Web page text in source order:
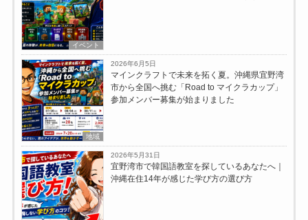
イベント
地域
2026年6月5日
マインクラフトで未来を拓く夏。沖縄県宜野湾
市から全国へ挑む「Road to マイクラカップ」
参加メンバー募集が始まりました
2026年5月31日
宜野湾市で韓国語教室を探しているあなたへ｜
沖縄在住14年が感じた学び方の選び方